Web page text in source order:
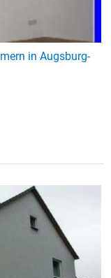
in Augsburg-